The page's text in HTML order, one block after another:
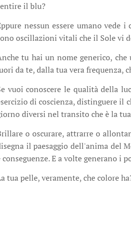
il blu?
nessun essere umano vede
oscillazioni vitali che il Sole vi
tu hai un nome generico, che
da te, dalla tua vera frequenza,
vuoi conoscere le qualità della
di coscienza, distinguere il
diversi nel transito che è la
o oscurare, attrarre o
il paesaggio dell'anima del
conseguenze. E a volte generano i
tua pelle, veramente, che colore